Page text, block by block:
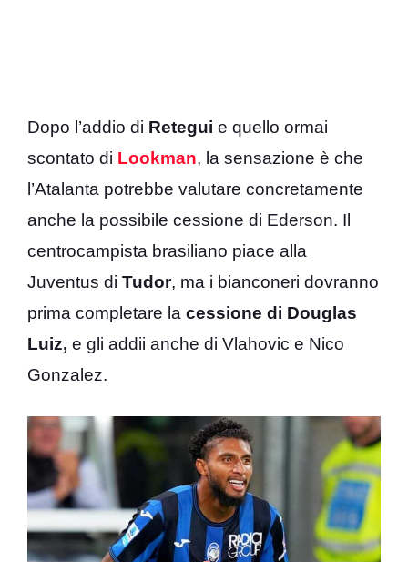
Dopo l’addio di Retegui e quello ormai
scontato di Lookman, la sensazione è che
l’Atalanta potrebbe valutare concretamente
anche la possibile cessione di Ederson. Il
centrocampista brasiliano piace alla
Juventus di Tudor, ma i bianconeri dovranno
prima completare la cessione di Douglas
Luiz, e gli addii anche di Vlahovic e Nico
Gonzalez.